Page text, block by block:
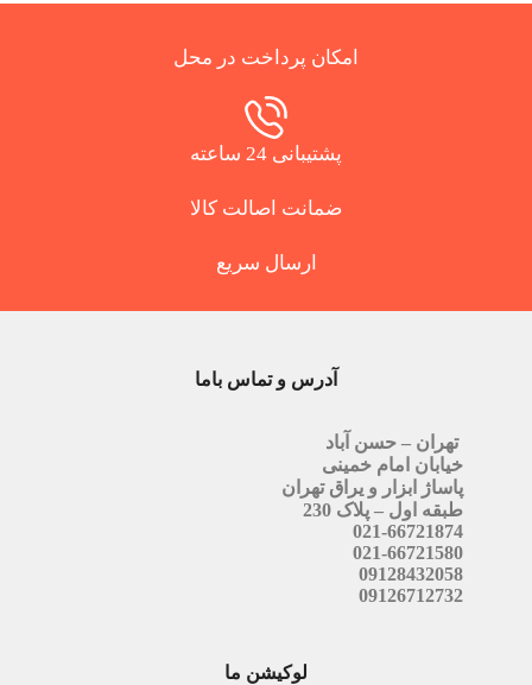
امکان پرداخت در محل
پشتیبانی 24 ساعته
ضمانت اصالت کالا
ارسال سریع
آدرس و تماس باما
تهران – حسن آباد
خیابان امام خمینی
پاساژ ابزار و یراق تهران
طبقه اول – پلاک 230
021-66721874
021-66721580
09128432058
09126712732
لوکیشن ما